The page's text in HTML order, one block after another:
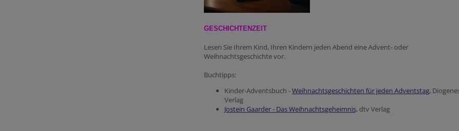
GESCHICHTENZEIT
Lesen Sie Ihrem Kind, Ihren Kindern jeden Abend eine Advent- oder
Weihnachtsgeschichte vor.
Buchtipps:
Kinder-Adventsbuch -Weihnachtsgeschichten für jeden Adventstag,
Verlag
Jostein Gaarder - Das Weihnachtsgeheimnis, dtv Verlag